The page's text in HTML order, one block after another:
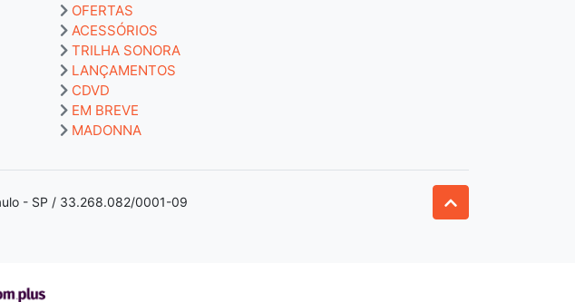
OFERTAS
ACESSÓRIOS
TRILHA SONORA
LANÇAMENTOS
CDVD
EM BREVE
MADONNA
- SP / 33.268.082/0001-09